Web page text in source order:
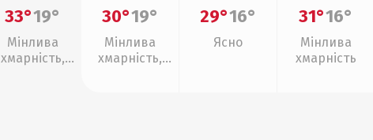
33°19°
Мінлива
хмарність,
30°19°
Мінлива
хмарність,
29°16°
Ясно
31°16°
Мінлива
хмарність